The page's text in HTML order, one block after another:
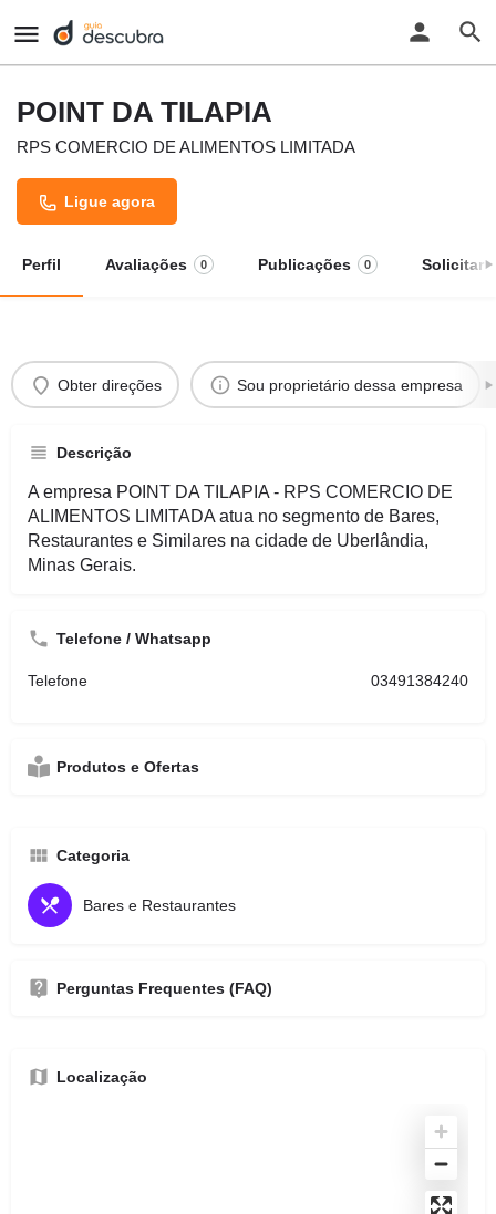
POINT DA TILAPIA
RPS COMERCIO DE ALIMENTOS LIMITADA
Ligue agora
Perfil Avaliações 0 Publicações 0 Solicitar
Obter direções Sou proprietário dessa empresa
Descrição
A empresa POINT DA TILAPIA - RPS COMERCIO DE
ALIMENTOS LIMITADA atua no segmento de Bares,
Restaurantes e Similares na cidade de Uberlândia,
Minas Gerais.
Telefone / Whatsapp
Telefone 03491384240
Produtos e Ofertas
Categoria
Bares e Restaurantes
Perguntas Frequentes (FAQ)
Localização